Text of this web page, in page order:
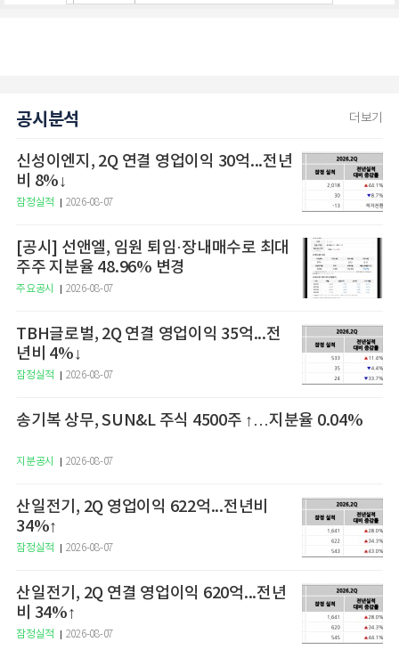
공시분석 더보기
신성이엔지, 2Q 연결 영업이익 30억...전년
비 8%↓
잠정실적 2026-08-07
[공시] 선앤엘, 임원 퇴임·장내매수로 최대
주주 지분율 48.96% 변경
주요공시 2026-08-07
TBH글로벌, 2Q 연결 영업이익 35억...전
년비 4%↓
잠정실적 2026-08-07
송기복 상무, SUN&L 주식 4500주 ↑…지분율 0.04%
지분공시 2026-08-07
산일전기, 2Q 영업이익 622억...전년비
34%↑
잠정실적 2026-08-07
산일전기, 2Q 연결 영업이익 620억...전년
비 34%↑
잠정실적 2026-08-07